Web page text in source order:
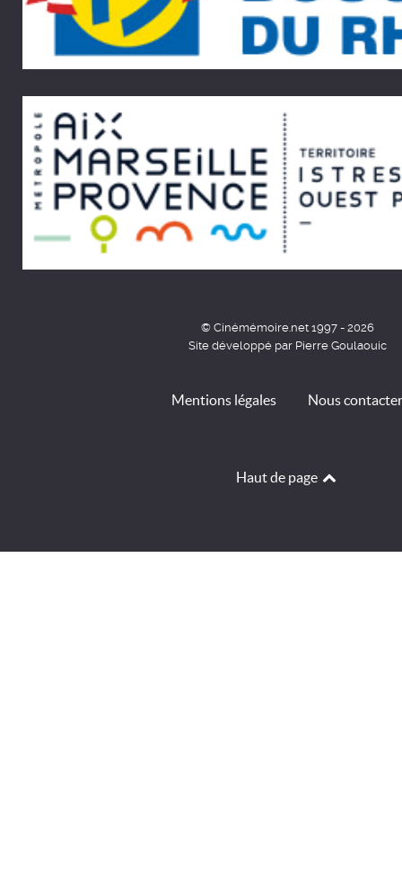
© Cinémémoire.net 1997 - 2026
Site développé par Pierre Goulaouic
Mentions légales Nous contacter
Haut de page